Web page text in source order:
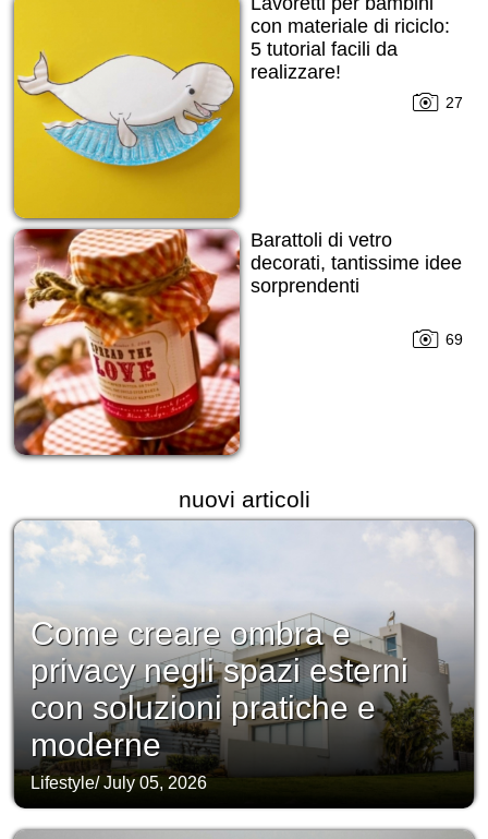
con materiale di riciclo:
5 tutorial facili da
realizzare!
27
Barattoli di vetro
decorati, tantissime idee
sorprendenti
69
nuovi articoli
Come creare ombra e
privacy negli spazi esterni
con soluzioni pratiche e
moderne
Lifestyle/July 05, 2026